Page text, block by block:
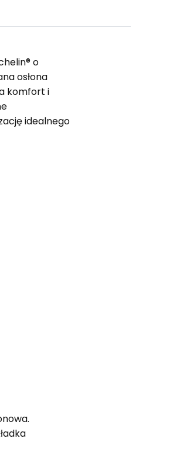
o
osłona
komfort i
idealnego